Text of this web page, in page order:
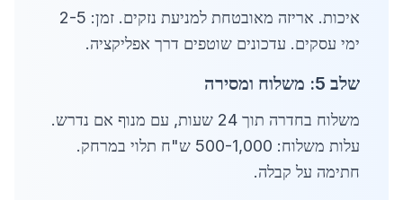
איכות. אריזה מאובטחת למניעת נזקים. זמן: 2-5
ימי עסקים. עדכונים שוטפים דרך אפליקציה.
שלב 5: משלוח ומסירה
משלוח בחדרה תוך 24 שעות, עם מנוף אם נדרש.
עלות משלוח: 500-1,000 ש"ח תלוי במרחק.
חתימה על קבלה.